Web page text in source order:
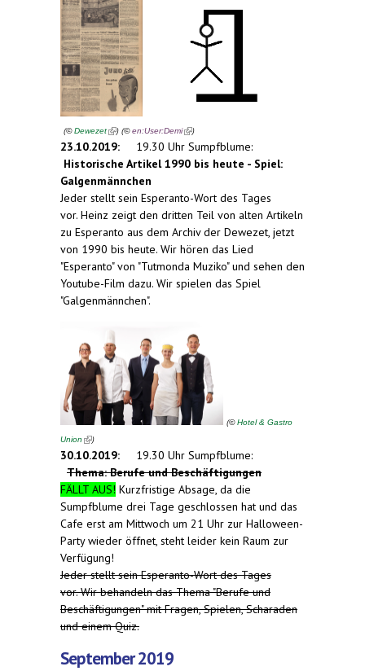
(©Dewezet(link is external)
) (©en:User:Demi(link is external)
)
23.10.2019: 19.30 Uhr Sumpfblume:
Historische Artikel 1990 bis heute - Spiel:
Galgenmännchen
Jeder stellt sein Esperanto-Wort des Tages
vor. Heinz zeigt den dritten Teil von alten Artikeln
zu Esperanto aus dem Archiv der Dewezet, jetzt
von 1990 bis heute. Wir hören das Lied
"Esperanto" von "Tutmonda Muziko" und sehen den
Youtube-Film dazu. Wir spielen das Spiel
"Galgenmännchen".
(©Hotel & Gastro
Union (link is external)
)
30.10.2019: 19.30 Uhr Sumpfblume:
Thema: Berufe und Beschäftigungen
FÄLLT AUS! Kurzfristige Absage, da die
Sumpfblume drei Tage geschlossen hat und das
Cafe erst am Mittwoch um 21 Uhr zur Halloween-
Party wieder öffnet, steht leider kein Raum zur
Verfügung!
Jeder stellt sein Esperanto-Wort des Tages
vor. Wir behandeln das Thema "Berufe und
Beschäftigungen" mit Fragen, Spielen, Scharaden
und einem Quiz.
September 2019